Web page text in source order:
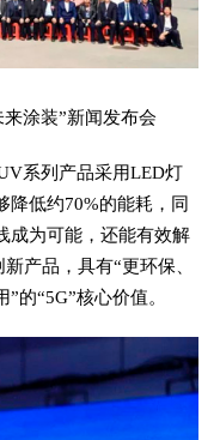
涂装”新闻发布会
系列产品采用LED灯
降低约70%的能耗，同
成为可能，还能有效解
产品，具有“更环保、
的“5G”核心价值。